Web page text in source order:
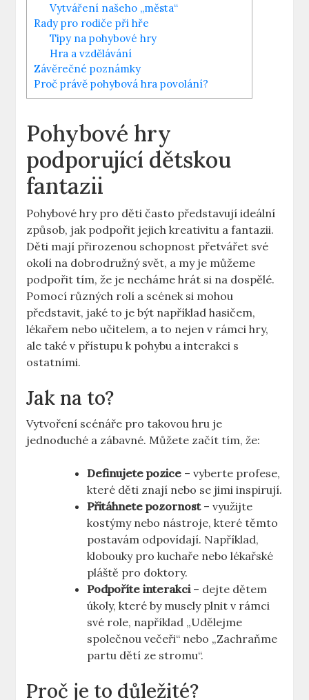
Vytváření našeho „města“
Rady pro rodiče při hře
Tipy na pohybové hry
Hra a vzdělávání
Závěrečné poznámky
Proč právě pohybová hra povolání?
Pohybové hry
podporující dětskou
fantazii
Pohybové hry pro děti často představují ideální
způsob, jak podpořit jejich kreativitu a fantazii.
Děti mají přirozenou schopnost přetvářet své
okolí na dobrodružný svět, a my je můžeme
podpořit tím, že je necháme hrát si na dospělé.
Pomocí různých rolí a scének si mohou
představit, jaké to je být například hasičem,
lékařem nebo učitelem, a to nejen v rámci hry,
ale také v přístupu k pohybu a interakci s
ostatními.
Jak na to?
Vytvoření scénáře pro takovou hru je
jednoduché a zábavné. Můžete začít tím, že:
Definujete pozice – vyberte profese,
které děti znají nebo se jimi inspirují.
Přitáhnete pozornost– využijte
kostýmy nebo nástroje, které těmto
postavám odpovídají. Například,
klobouky pro kuchaře nebo lékařské
pláště pro doktory.
Podpoříte interakci– dejte dětem
úkoly, které by musely plnit v rámci
své role, například „Udělejme
společnou večeři“ nebo „Zachraňme
partu dětí ze stromu“.
Proč je to důležité?